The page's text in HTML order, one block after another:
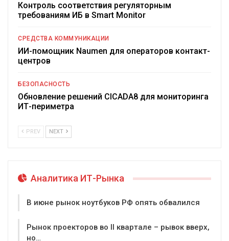
Контроль соответствия регуляторным
требованиям ИБ в Smart Monitor
СРЕДСТВА КОММУНИКАЦИИ
ИИ-помощник Naumen для операторов контакт-
центров
БЕЗОПАСНОСТЬ
Обновление решений CICADA8 для мониторинга
ИТ-периметра
PREV NEXT
Аналитика ИТ-Рынка
В июне рынок ноутбуков РФ опять обвалился
Рынок проекторов во II квартале – рывок вверх,
но…